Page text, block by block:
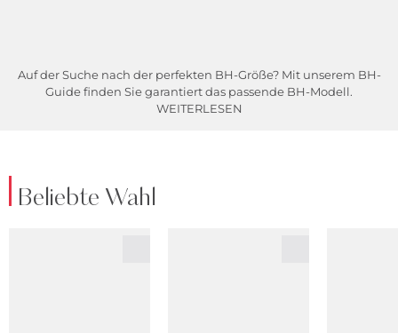
Auf der Suche nach der perfekten BH-Größe? Mit unserem BH-
Guide finden Sie garantiert das passende BH-Modell.
WEITERLESEN
Beliebte Wahl